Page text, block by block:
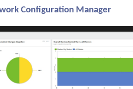
Configuration Manager